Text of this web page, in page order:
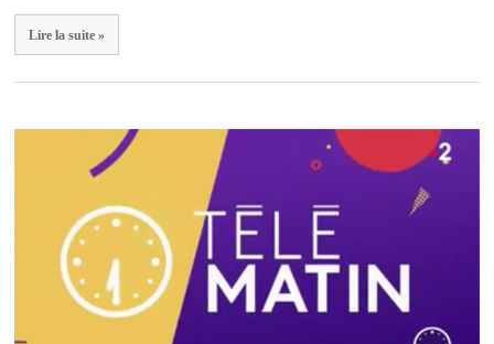
Lire la suite »